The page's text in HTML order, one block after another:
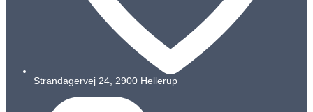
Strandagervej 24, 2900 Hellerup